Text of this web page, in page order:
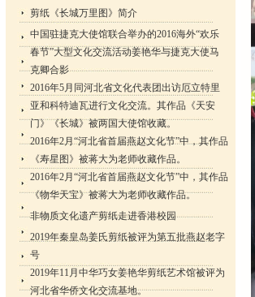
剪纸《长城万里图》简介
中国驻捷克大使馆联合举办的2016海外“欢乐
春节”大型文化交流活动姜艳华与捷克大使马
克卿合影
2016年5月同河北省文化代表团出访厄立特里
亚和科特迪瓦进行文化交流。其作品《天安
门》《长城》被两国大使馆收藏。
2016年2月“河北省首届燕赵文化节”中，其作品
《寿星图》被蒋大为老师收藏作品。
2016年2月“河北省首届燕赵文化节”中，其作品
《物华天宝》被蒋大为老师收藏作品。
非物质文化遗产剪纸走进香港校园
2019年秦皇岛姜氏剪纸被评为第五批燕赵老字
号
2019年11月中华巧女姜艳华剪纸艺术馆被评为
河北省华侨文化交流基地。